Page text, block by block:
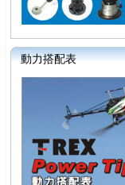
動力搭配表